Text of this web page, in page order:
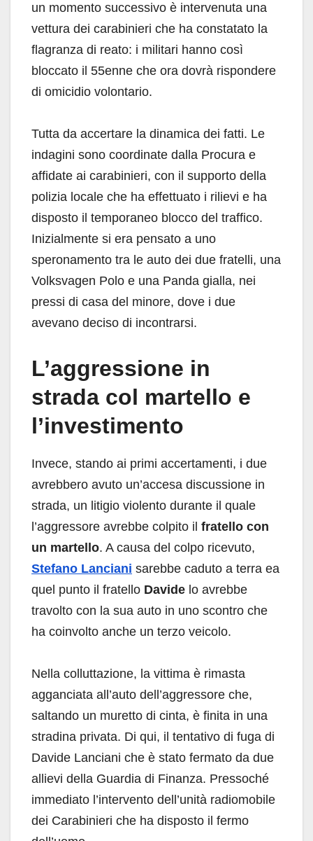
un momento successivo è intervenuta una
vettura dei carabinieri che ha constatato la
flagranza di reato: i militari hanno così
bloccato il 55enne che ora dovrà rispondere
di omicidio volontario.
Tutta da accertare la dinamica dei fatti. Le
indagini sono coordinate dalla Procura e
affidate ai carabinieri, con il supporto della
polizia locale che ha effettuato i rilievi e ha
disposto il temporaneo blocco del traffico.
Inizialmente si era pensato a uno
speronamento tra le auto dei due fratelli, una
Volksvagen Polo e una Panda gialla, nei
pressi di casa del minore, dove i due
avevano deciso di incontrarsi.
L’aggressione in
strada col martello e
l’investimento
Invece, stando ai primi accertamenti, i due
avrebbero avuto un’accesa discussione in
strada, un litigio violento durante il quale
l’aggressore avrebbe colpito il fratello con
un martello. A causa del colpo ricevuto,
Stefano Lanciani sarebbe caduto a terra ea
quel punto il fratello Davide lo avrebbe
travolto con la sua auto in uno scontro che
ha coinvolto anche un terzo veicolo.
Nella colluttazione, la vittima è rimasta
agganciata all’auto dell’aggressore che,
saltando un muretto di cinta, è finita in una
stradina privata. Di qui, il tentativo di fuga di
Davide Lanciani che è stato fermato da due
allievi della Guardia di Finanza. Pressoché
immediato l’intervento dell’unità radiomobile
dei Carabinieri che ha disposto il fermo